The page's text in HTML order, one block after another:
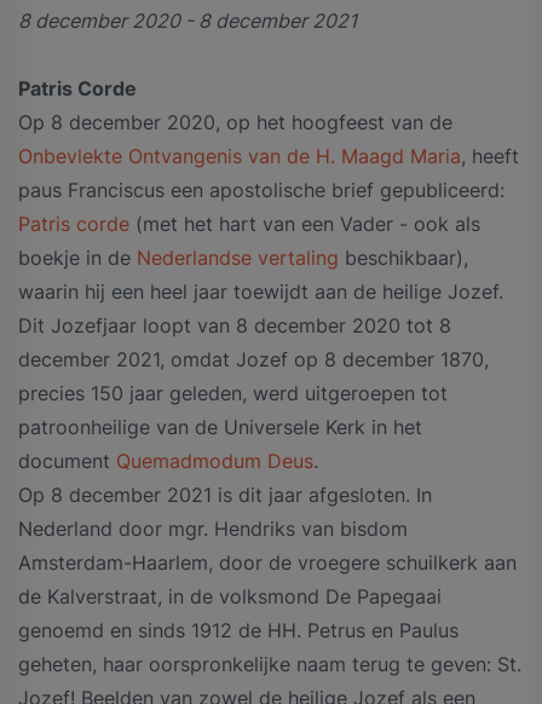
8 december 2020 - 8 december 2021
Patris Corde
Op 8 december 2020, op het hoogfeest van de
Onbevlekte Ontvangenis van de H. Maagd Maria, heeft
paus Franciscus een apostolische brief gepubliceerd:
Patris corde (met het hart van een Vader - ook als
boekje in de Nederlandse vertaling beschikbaar),
waarin hij een heel jaar toewijdt aan de heilige Jozef.
Dit Jozefjaar loopt van 8 december 2020 tot 8
december 2021, omdat Jozef op 8 december 1870,
precies 150 jaar geleden, werd uitgeroepen tot
patroonheilige van de Universele Kerk in het
document Quemadmodum Deus.
Op 8 december 2021 is dit jaar afgesloten. In
Nederland door mgr. Hendriks van bisdom
Amsterdam-Haarlem, door de vroegere schuilkerk aan
de Kalverstraat, in de volksmond De Papegaai
genoemd en sinds 1912 de HH. Petrus en Paulus
geheten, haar oorspronkelijke naam terug te geven: St.
Jozef! Beelden van zowel de heilige Jozef als een